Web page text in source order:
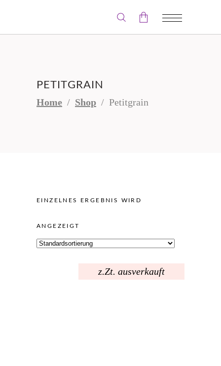
PETITGRAIN
Home / Shop / Petitgrain
EINZELNES ERGEBNIS WIRD
ANGEZEIGT
z.Zt. ausverkauft